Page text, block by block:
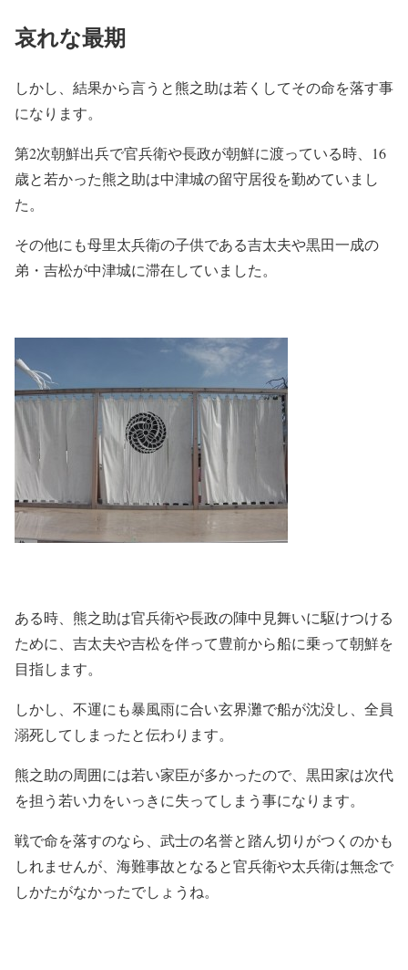
哀れな最期
しかし、結果から言うと熊之助は若くしてその命を落す事
になります。
第2次朝鮮出兵で官兵衛や長政が朝鮮に渡っている時、16
歳と若かった熊之助は中津城の留守居役を勤めていまし
た。
その他にも母里太兵衛の子供である吉太夫や黒田一成の
弟・吉松が中津城に滞在していました。
ある時、熊之助は官兵衛や長政の陣中見舞いに駆けつける
ために、吉太夫や吉松を伴って豊前から船に乗って朝鮮を
目指します。
しかし、不運にも暴風雨に合い玄界灘で船が沈没し、全員
溺死してしまったと伝わります。
熊之助の周囲には若い家臣が多かったので、黒田家は次代
を担う若い力をいっきに失ってしまう事になります。
戦で命を落すのなら、武士の名誉と踏ん切りがつくのかも
しれませんが、海難事故となると官兵衛や太兵衛は無念で
しかたがなかったでしょうね。